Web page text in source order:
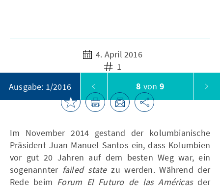
4. April 2016
1
Ausgabe: 1/2016
8 von 9
Im November 2014 gestand der kolumbianische
Präsident Juan Manuel Santos ein, dass Kolumbien
vor gut 20 Jahren auf dem besten Weg war, ein
sogenannter failed statezu werden. Während der
Rede beim Forum El Futuro de las Américasder